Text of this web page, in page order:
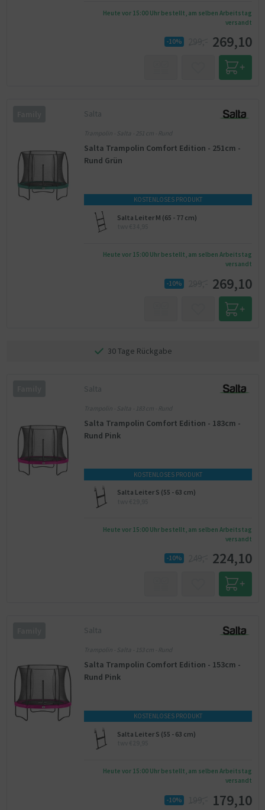
Heute vor 15:00 Uhr bestellt, am selben Arbeitstag
versandt
-10% 269,10
Salta
Trampolin - Salta - 251 cm - Rund
Salta Trampolin Comfort Edition - 251cm -
Rund Grün
KOSTENLOSES PRODUKT
Salta Leiter M (65 - 77 cm)
Heute vor 15:00 Uhr bestellt, am selben Arbeitstag
versandt
-10% 269,10
30 Tage Rückgabe
Salta
Trampolin - Salta - 183 cm - Rund
Salta Trampolin Comfort Edition - 183cm -
Rund Pink
KOSTENLOSES PRODUKT
Salta Leiter S (55 - 63 cm)
Heute vor 15:00 Uhr bestellt, am selben Arbeitstag
versandt
-10% 224,10
Salta
Trampolin - Salta - 153 cm - Rund
Salta Trampolin Comfort Edition - 153cm -
Rund Pink
KOSTENLOSES PRODUKT
Salta Leiter S (55 - 63 cm)
Heute vor 15:00 Uhr bestellt, am selben Arbeitstag
versandt
-10% 179,10